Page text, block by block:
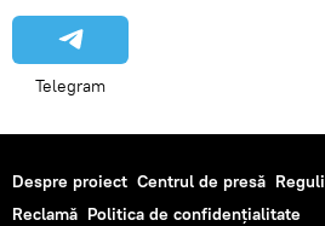
Telegram
Despre proiect Centrul de presă Reguli
Reclamă Politica de confidențialitate